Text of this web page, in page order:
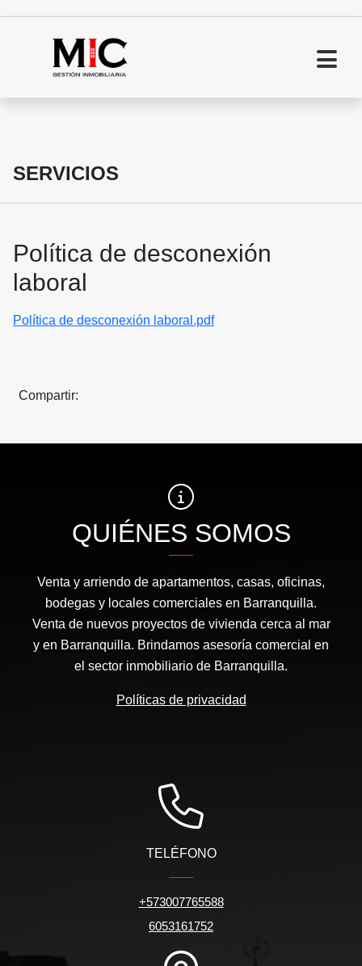
SERVICIOS
Política de desconexión
laboral
Política de desconexión laboral.pdf
Compartir:
QUIÉNES SOMOS
Venta y arriendo de apartamentos, casas, oficinas,
bodegas y locales comerciales en Barranquilla.
Venta de nuevos proyectos de vivienda cerca al mar
y en Barranquilla. Brindamos asesoría comercial en
el sector inmobiliario de Barranquilla.
Políticas de privacidad
TELÉFONO
+573007765588
6053161752